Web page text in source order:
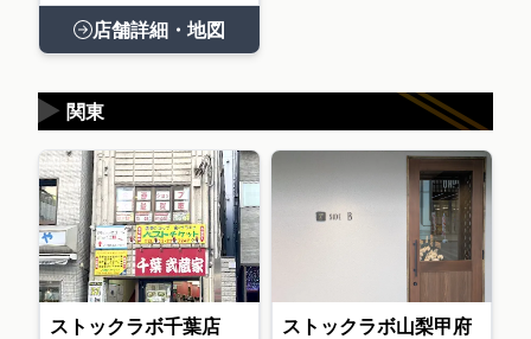
店舗詳細・地図
関東
▶
ストックラボ千葉店
ストックラボ山梨甲府